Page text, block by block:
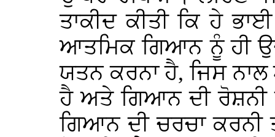
ਤਾਕੀਦ ਕੀਤੀ ਕਿ ਹੇ
ਆਤਮਿਕ ਗਿਆਨ ਨੂੰ ਹੀ
ਯਤਨ ਕਰਨਾ ਹੈ, ਜਿਸ
ਹੈ ਅਤੇ ਗਿਆਨ ਦੀ ਰੋਸ਼ਨੀ
ਗਿਆਨ ਦੀ ਚਰਚਾ ਕਰਨੀ